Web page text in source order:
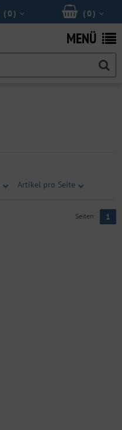
(0 )
(0 )
MENÜ
Artikel pro Seite
Seiten: 1